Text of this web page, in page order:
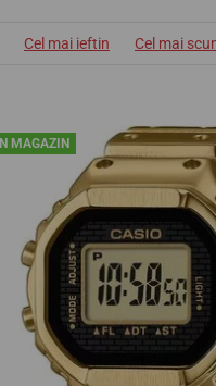
Cel mai ieftin Cel mai
ÎN MAGAZIN